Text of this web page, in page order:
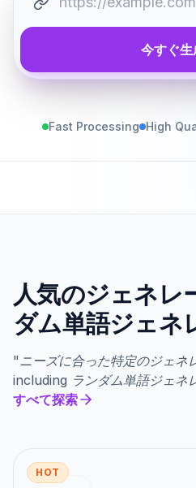
今すぐ生
Fast Processing High
人気のジェネレ
ダム単語ジェネ
"ニーズに合った特定のジェネ
including ランダム単語ジェネ
すべて探索
HOT